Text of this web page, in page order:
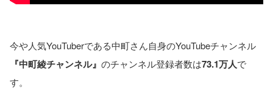
今や人気YouTuberである中町さん自身のYouTubeチャンネル
『中町綾チャンネル』 のチャンネル登録者数は73.1万人で
す。